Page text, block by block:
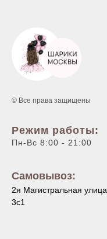
© Все права защищены
Режим работы:
Пн-Вс 8:00 - 21:00
Самовывоз:
2я Магистральная улица
3с1